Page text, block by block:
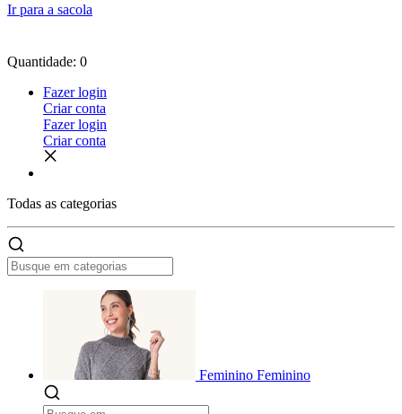
Ir para a sacola
Quantidade: 0
Fazer login
Criar conta
Fazer login
Criar conta
Todas as categorias
Feminino Feminino